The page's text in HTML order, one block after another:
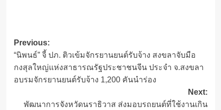
Post
navigation
Previous:
“นิพนธ์” จี้ ปภ. ติวเข้มจักรยานยนต์รับจ้าง สงขลาจับมือ
กงสุลใหญ่แห่งสาธารณรัฐประชาชนจีน ประจำ จ.สงขลา
อบรมจักรยานยนต์รับจ้าง 1,200 คันนำร่อง
Next:
พัฒนาการจังหวัดนราธิวาส ส่งมอบรถยนต์ที่ใช้งานเกิน